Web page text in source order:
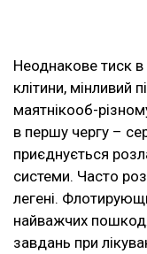
Неоднакове тиск в
клітини, мінливий
маятнікооб-
в першу чергу –
приєднується
системи. Часто
легені.
найважчих
завдань при